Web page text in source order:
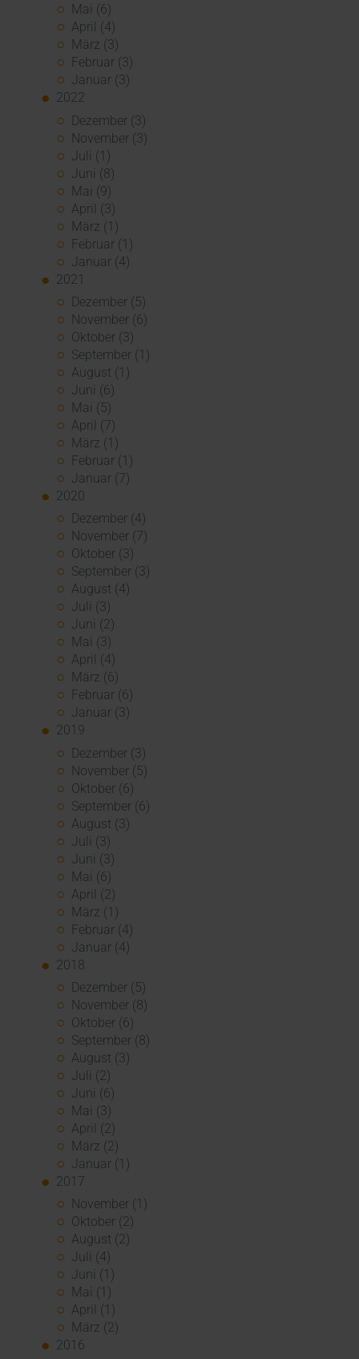
Mai (6)
April (4)
März (3)
Februar (3)
Januar (3)
2022
Dezember (3)
November (3)
Juli (1)
Juni (8)
Mai (9)
April (3)
März (1)
Februar (1)
Januar (4)
2021
Dezember (5)
November (6)
Oktober (3)
September (1)
August (1)
Juni (6)
Mai (5)
April (7)
März (1)
Februar (1)
Januar (7)
2020
Dezember (4)
November (7)
Oktober (3)
September (3)
August (4)
Juli (3)
Juni (2)
Mai (3)
April (4)
März (6)
Februar (6)
Januar (3)
2019
Dezember (3)
November (5)
Oktober (6)
September (6)
August (3)
Juli (3)
Juni (3)
Mai (6)
April (2)
März (1)
Februar (4)
Januar (4)
2018
Dezember (5)
November (8)
Oktober (6)
September (8)
August (3)
Juli (2)
Juni (6)
Mai (3)
April (2)
März (2)
Januar (1)
2017
November (1)
Oktober (2)
August (2)
Juli (4)
Juni (1)
Mai (1)
April (1)
März (2)
2016